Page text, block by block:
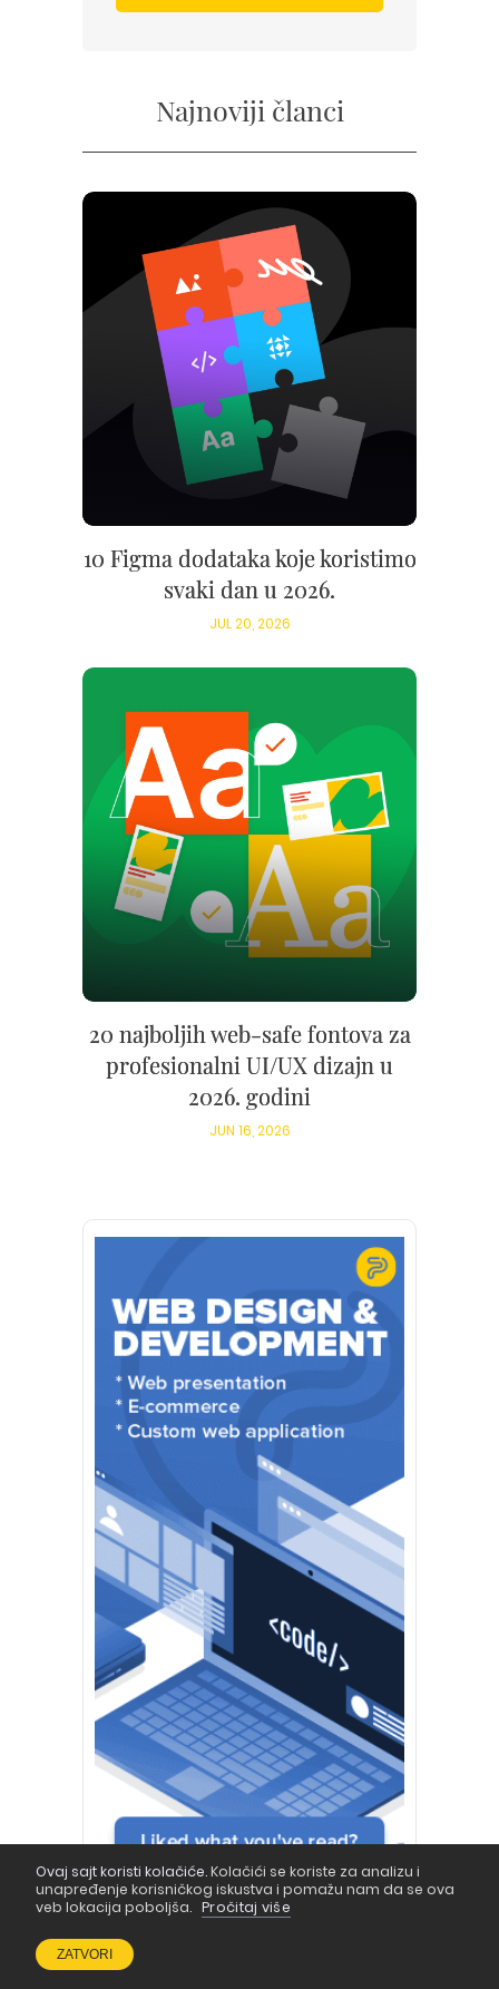
Najnoviji članci
10 Figma dodataka koje koristimo
svaki dan u 2026.
JUL 20, 2026
20 najboljih web-safe fontova za
profesionalni UI/UX dizajn u
2026. godini
JUN 16, 2026
Ovaj sajt koristi kolačiće.Kolačići se koriste za analizu i
unapređenje korisničkog iskustva i pomažu nam da se ova
veb lokacija poboljša. Pročitaj više
ZATVORI